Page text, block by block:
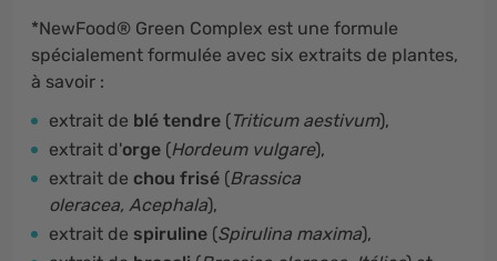
*NewFood® Green Complex est une formule
spécialement formulée avec six extraits de plantes,
à savoir :
extrait de blé tendre (Triticum aestivum),
extrait d'orge (Hordeum vulgare),
extrait de chou frisé (Brassica
oleracea, Acephala),
extrait de spiruline (Spirulina maxima),